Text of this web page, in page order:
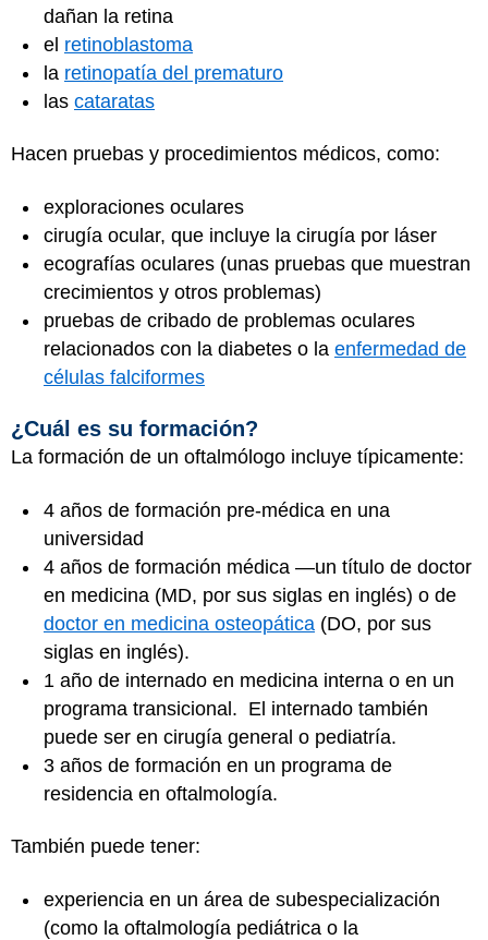
dañan la retina
el retinoblastoma
la retinopatía del prematuro
las cataratas
Hacen pruebas y procedimientos médicos, como:
exploraciones oculares
cirugía ocular, que incluye la cirugía por láser
ecografías oculares (unas pruebas que muestran
crecimientos y otros problemas)
pruebas de cribado de problemas oculares
relacionados con la diabetes o la enfermedad de
células falciformes
¿Cuál es su formación?
La formación de un oftalmólogo incluye típicamente:
4 años de formación pre-médica en una
universidad
4 años de formación médica —un título de doctor
en medicina (MD, por sus siglas en inglés) o de
doctor en medicina osteopática (DO, por sus
siglas en inglés).
1 año de internado en medicina interna o en un
programa transicional. El internado también
puede ser en cirugía general o pediatría.
3 años de formación en un programa de
residencia en oftalmología.
También puede tener:
experiencia en un área de subespecialización
(como la oftalmología pediátrica o la